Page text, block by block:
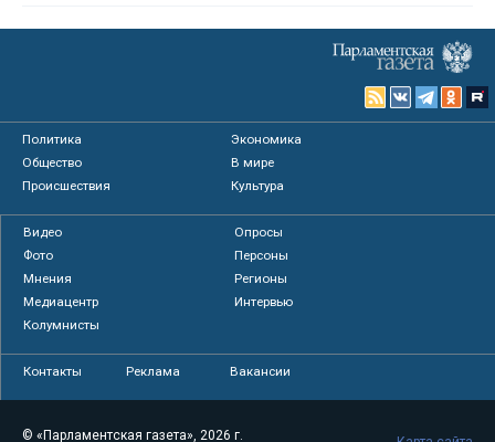
Политика
Экономика
Общество
В мире
Происшествия
Культура
Видео
Опросы
Фото
Персоны
Мнения
Регионы
Медиацентр
Интервью
Колумнисты
Контакты Реклама Вакансии
© «Парламентская газета», 2026 г.